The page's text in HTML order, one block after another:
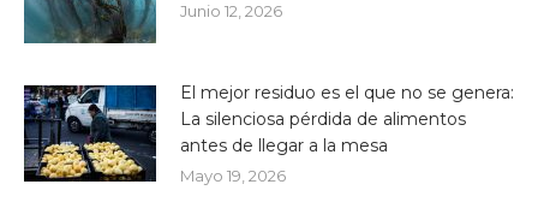
Junio 12, 2026
El mejor residuo es el que no se genera:
La silenciosa pérdida de alimentos
antes de llegar a la mesa
Mayo 19, 2026